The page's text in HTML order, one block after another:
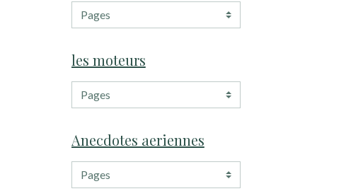
les moteurs
Anecdotes aeriennes